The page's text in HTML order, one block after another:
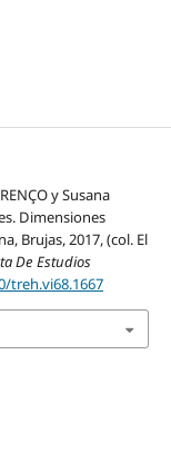
y Susana
Dimensiones
Brujas, 2017, (col. El
De Estudios
treh.vi68.1667